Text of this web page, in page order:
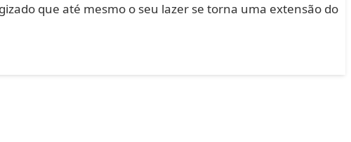
que até mesmo o seu lazer se torna uma extensão do